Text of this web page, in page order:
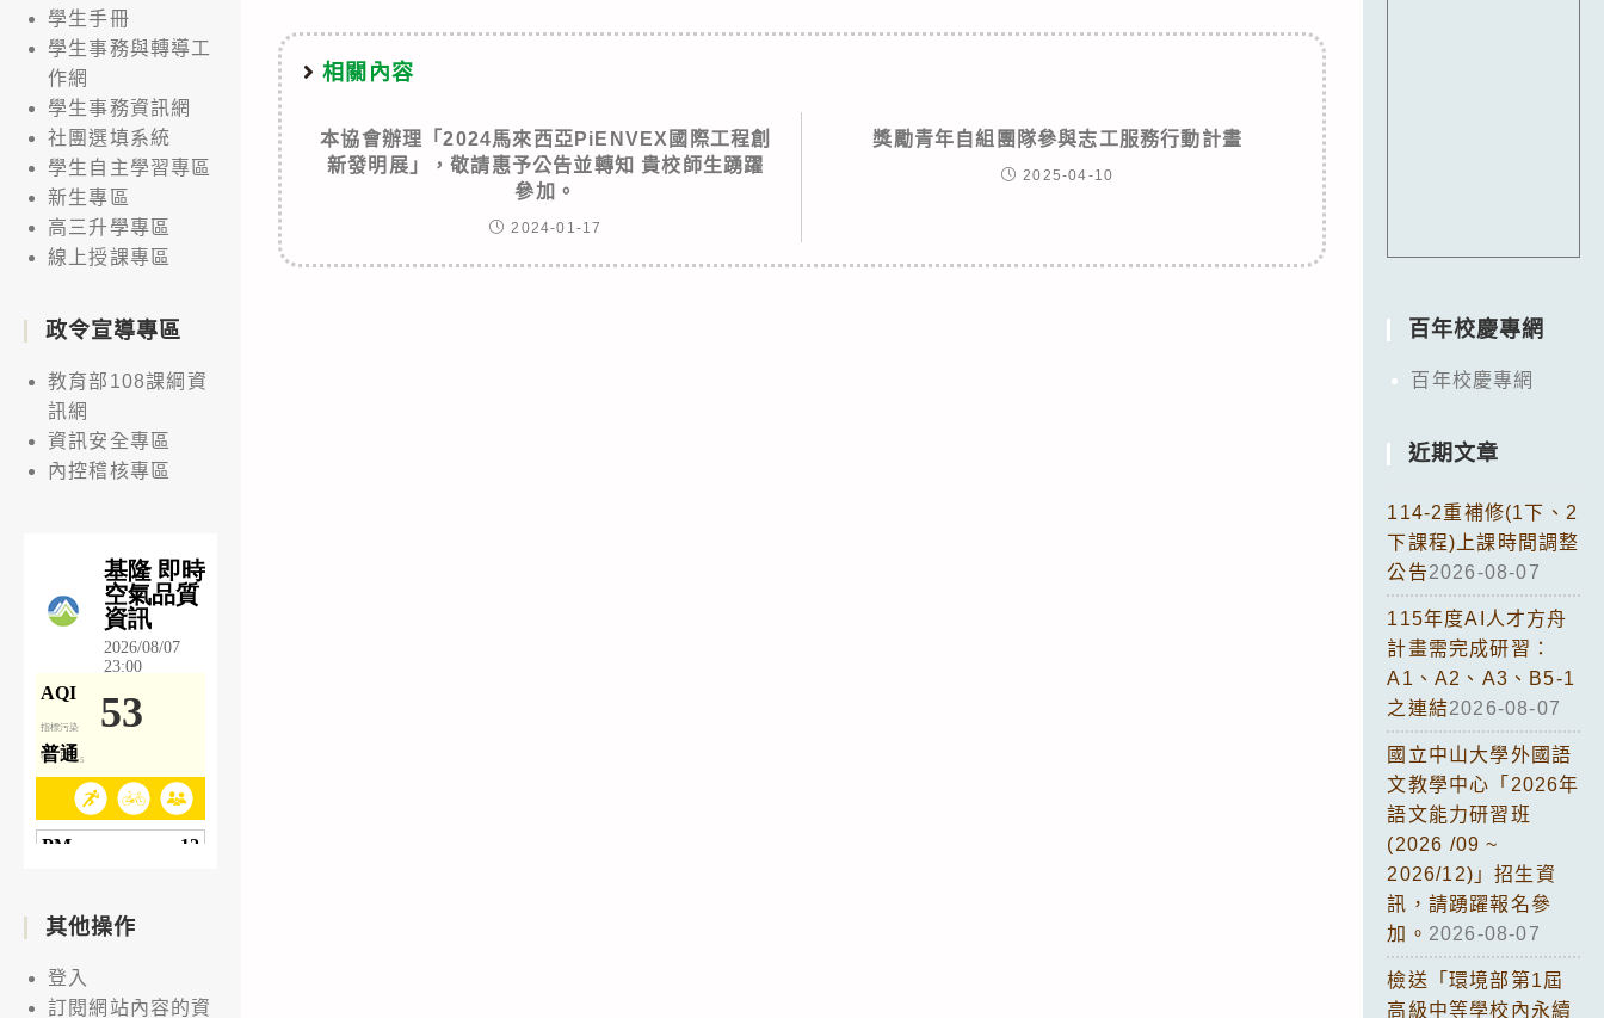
相關內容
本協會辦理「2024馬來西亞PiENVEX國際工程創
新發明展」，敬請惠予公告並轉知 貴校師生踴躍
參加。
2024-01-17
獎勵青年自組團隊參與志工服務行動計畫
2025-04-10
學生手冊
學生事務與轉導工
作網
學生事務資訊網
社團選填系統
學生自主學習專區
新生專區
高三升學專區
線上授課專區
政令宣導專區
教育部108課綱資
訊網
資訊安全專區
內控稽核專區
其他操作
登入
訂閱網站內容的資
百年校慶專網
百年校慶專網
近期文章
114-2重補修(1下、2
下課程)上課時間調整
公告2026-08-07
115年度AI人才方舟
計畫需完成研習：
A1、A2、A3、B5-1
之連結2026-08-07
國立中山大學外國語
文教學中心「2026年
語文能力研習班
(2026 /09 ~
2026/12)」招生資
訊，請踴躍報名參
加。 2026-08-07
檢送「環境部第1屆
高級中等學校內永續